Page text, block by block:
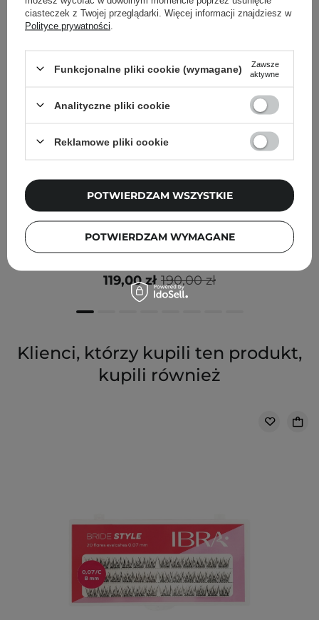
PROMOCJA
Paula's Choice - Peptide Plumping Gloss Balm Duo -
Limitowany Zestaw Balsamów do Ust
190,00 zł
119,00 zł
Klienci, którzy kupili ten produkt,
kupili również
ciasteczek z Twojej przeglądarki. Więcej informacji znajdziesz w
Polityce prywatności
Funkcjonalne pliki cookie (wymagane)
Zawsze
aktywne
Analityczne pliki cookie
Reklamowe pliki cookie
POTWIERDZAM WYMAGANE
POTWIERDZAM WSZYSTKIE